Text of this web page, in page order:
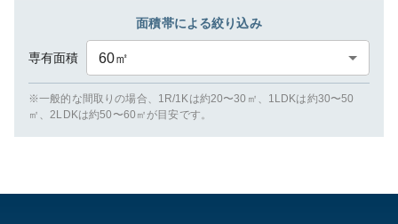
面積帯による絞り込み
専有面積 60㎡
※一般的な間取りの場合、1R/1Kは約20〜30㎡、1LDKは約30〜50
㎡、2LDKは約50〜60㎡が目安です。